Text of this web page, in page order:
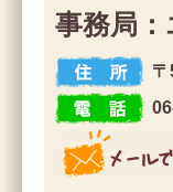
事務局
住 所
電 話